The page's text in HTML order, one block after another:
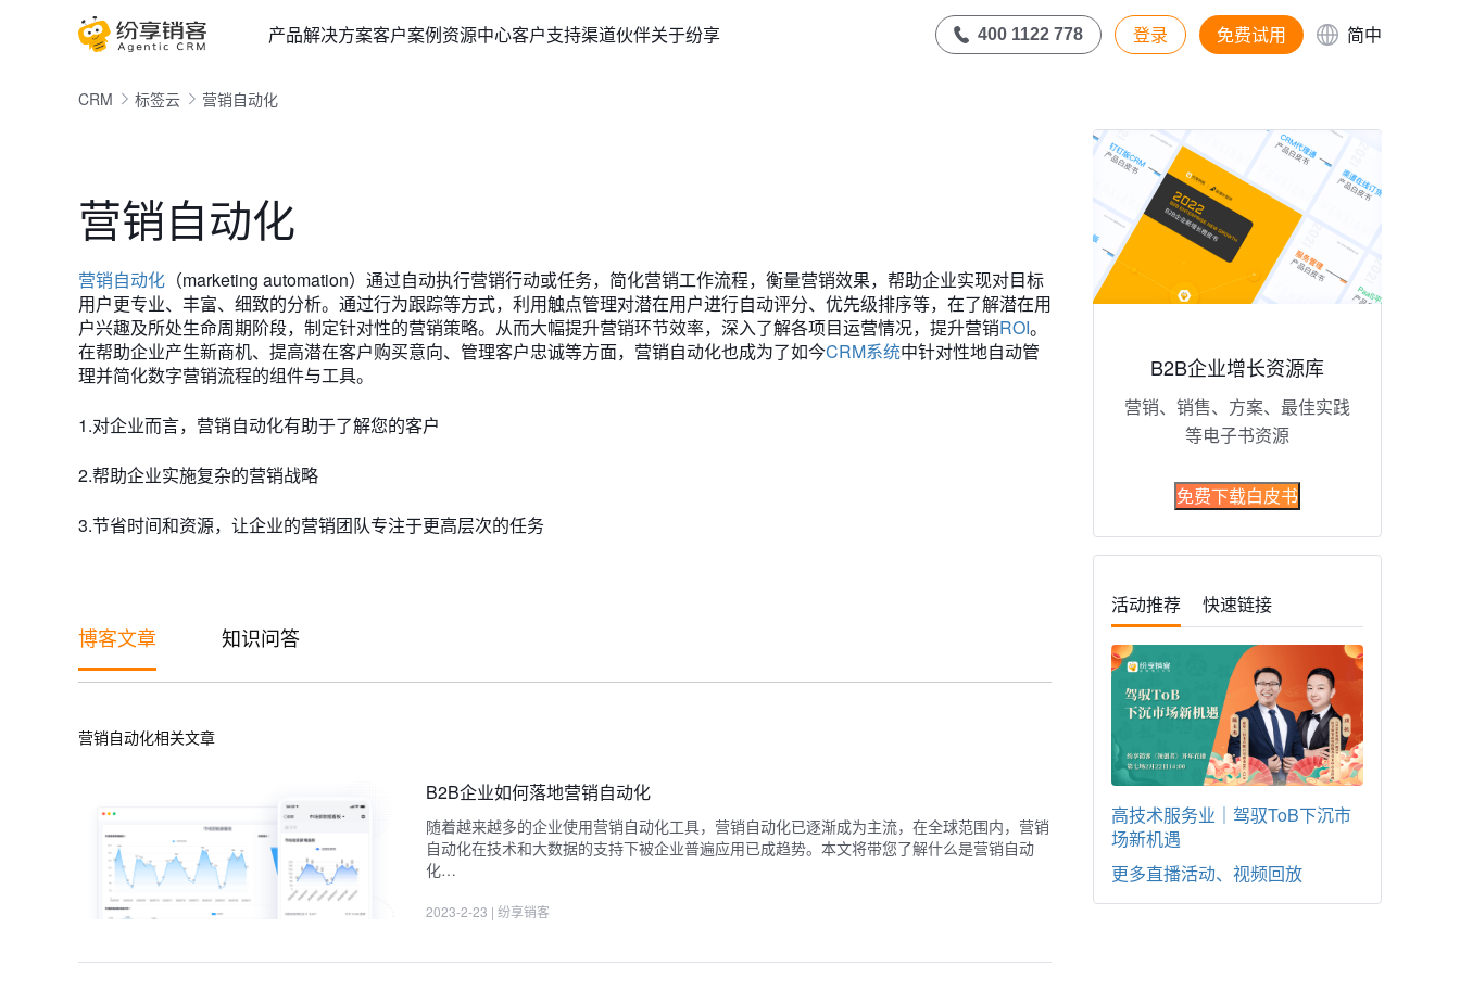
产品解决方案客户案例资源中心客户支持渠道伙伴关于纷享 400 1122 778 登录 免费试用 简中
CRM 标签云 营销自动化
营销自动化
营销自动化 （marketing automation）通过自动执行营销行动或任务，简化营销工作流程，衡量营销效果，帮助企业实现对目标
用户更专业、丰富、细致的分析。通过行为跟踪等方式，利用触点管理对潜在用户进行自动评分、优先级排序等，在了解潜在用
户兴趣及所处生命周期阶段，制定针对性的营销策略。从而大幅提升营销环节效率，深入了解各项目运营情况，提升营销ROI。
在帮助企业产生新商机、提高潜在客户购买意向、管理客户忠诚等方面，营销自动化也成为了如今CRM系统中针对性地自动管
理并简化数字营销流程的组件与工具。
1.对企业而言，营销自动化有助于了解您的客户
2.帮助企业实施复杂的营销战略
3.节省时间和资源，让企业的营销团队专注于更高层次的任务
博客文章 知识问答
营销自动化相关文章
B2B企业如何落地营销自动化
随着越来越多的企业使用营销自动化工具，营销自动化已逐渐成为主流，在全球范围内，营销
自动化在技术和大数据的支持下被企业普遍应用已成趋势。本文将带您了解什么是营销自动
化…
2023-2-23 | 纷享销客
B2B企业增长资源库
营销、销售、方案、最佳实践
等电子书资源
免费下载白皮书
活动推荐 快速链接
高技术服务业｜驾驭ToB下沉市
场新机遇
更多直播活动、视频回放